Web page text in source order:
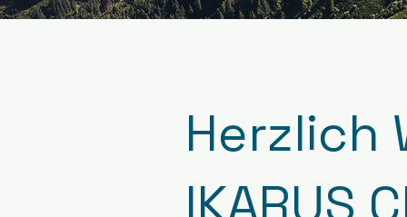
Herzlich
IKARUS